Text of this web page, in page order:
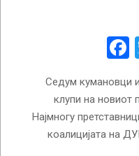
Седум кумановци
клупи на новиот
Најмногу
коалицијата на